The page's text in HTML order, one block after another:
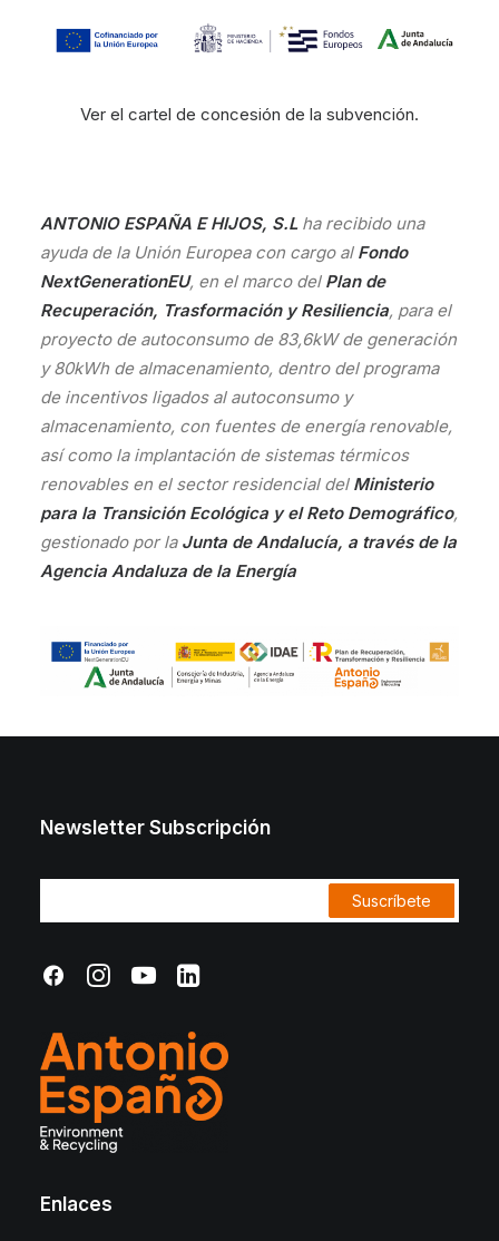
Ver el cartel de concesión de la subvención.
ANTONIO ESPAÑA E HIJOS, S.Lha recibido una
ayuda de la Unión Europea con cargo al Fondo
NextGenerationEU, en el marco del Plan de
Recuperación, Trasformación y Resiliencia, para el
proyecto de autoconsumo de 83,6kW de generación
y 80kWh de almacenamiento, dentro del programa
de incentivos ligados al autoconsumo y
almacenamiento, con fuentes de energía renovable,
así como la implantación de sistemas térmicos
renovables en el sector residencial del Ministerio
para la Transición Ecológica y el Reto Demográfico,
gestionado por la Junta de Andalucía, a través de la
Agencia Andaluza de la Energía
Newsletter Subscripción
Enlaces